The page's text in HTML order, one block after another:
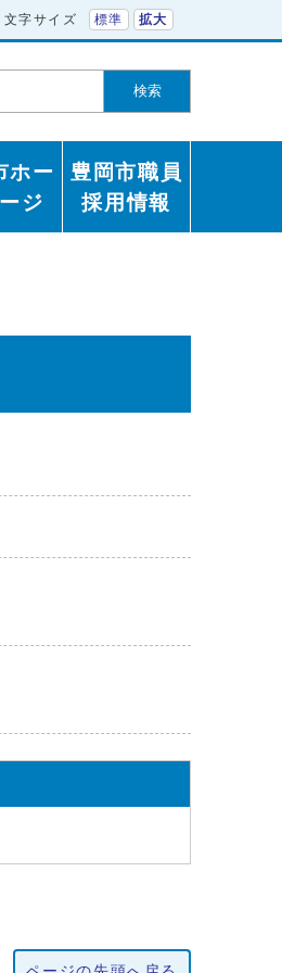
文字サイズ 標準 拡大
検索
ホー
ジ
豊岡市職員
採用情報